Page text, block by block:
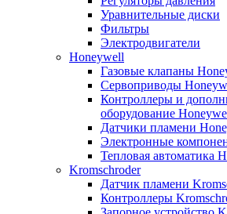
Уравнительные диски
Фильтры
Электродвигатели
Honeywell
Газовые клапаны
Сервоприводы
Контроллеры и
оборудование
Датчики пламени
Электронные
Тепловая автоматика
Kromschroder
Датчик пламени
Контроллеры